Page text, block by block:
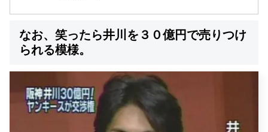
なお、笑ったら井川を３０億円で売りつけ
られる模様。